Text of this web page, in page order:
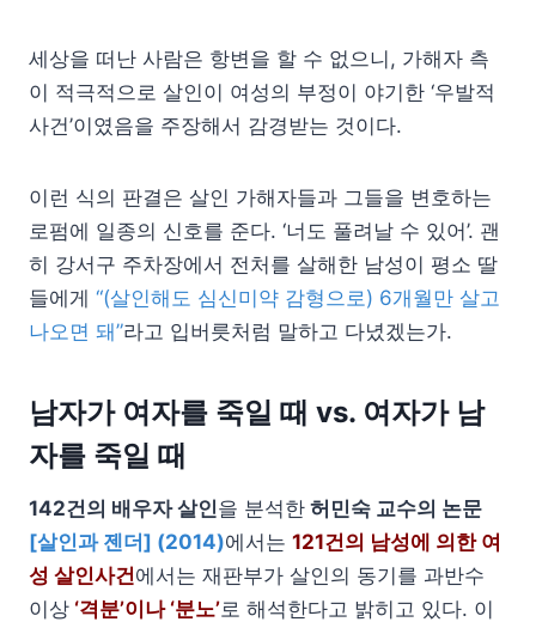
세상을 떠난 사람은 항변을 할 수 없으니, 가해자 측
이 적극적으로 살인이 여성의 부정이 야기한 ‘우발적
사건’이였음을 주장해서 감경받는 것이다.
이런 식의 판결은 살인 가해자들과 그들을 변호하는
로펌에 일종의 신호를 준다. ‘너도 풀려날 수 있어’. 괜
히 강서구 주차장에서 전처를 살해한 남성이 평소 딸
들에게 “(살인해도 심신미약 감형으로) 6개월만 살고
나오면 돼”라고 입버릇처럼 말하고 다녔겠는가.
남자가 여자를 죽일 때 vs. 여자가 남
자를 죽일 때
142건의 배우자 살인을 분석한 허민숙 교수의 논문
[살인과 젠더] (2014)에서는 121건의 남성에 의한 여
성 살인사건에서는 재판부가 살인의 동기를 과반수
이상 ‘격분’이나 ‘분노’로 해석한다고 밝히고 있다. 이